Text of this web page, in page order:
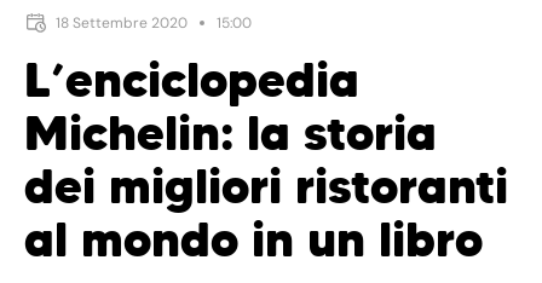
18 Settembre 2020 15:00
L’enciclopedia
Michelin: la storia
dei migliori ristoranti
al mondo in un libro